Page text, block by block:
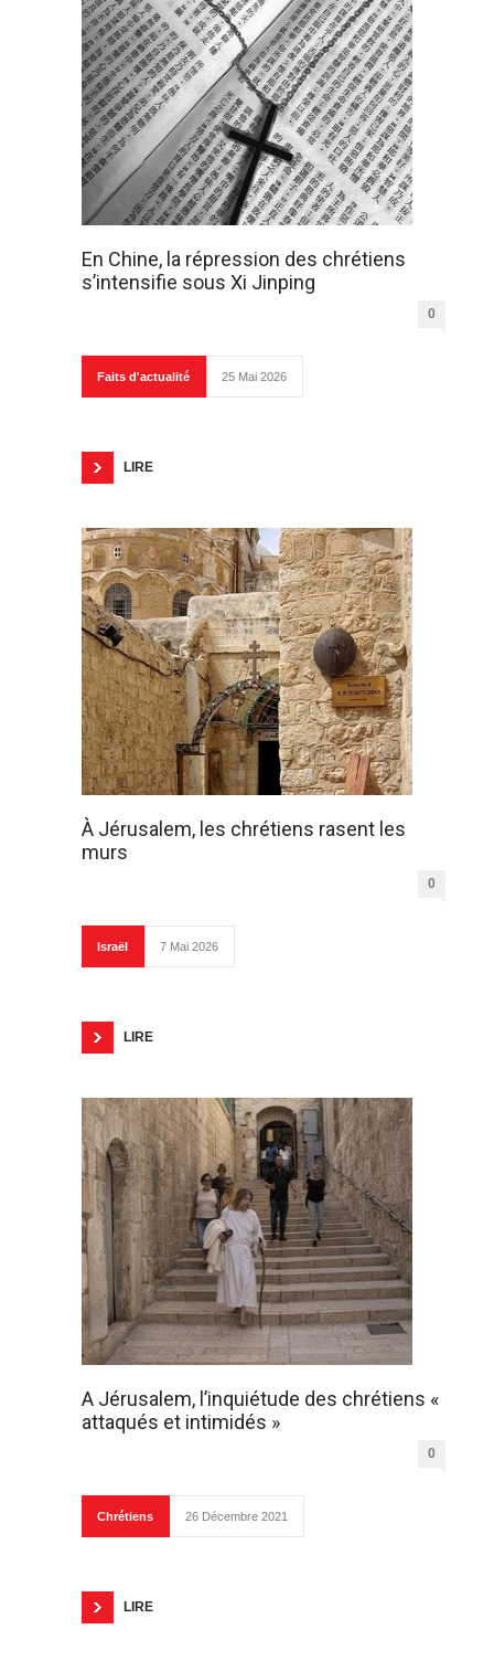
En Chine, la répression des chrétiens
s’intensifie sous Xi Jinping
0
Faits d'actualité 25 Mai 2026
LIRE
À Jérusalem, les chrétiens rasent les
murs
0
Israël 7 Mai 2026
LIRE
A Jérusalem, l’inquiétude des chrétiens «
attaqués et intimidés »
0
Chrétiens 26 Décembre 2021
LIRE